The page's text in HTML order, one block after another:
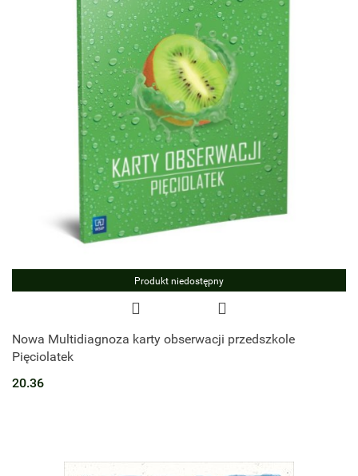
Produkt niedostępny
Nowa Multidiagnoza karty obserwacji przedszkole
Pięciolatek
20.36